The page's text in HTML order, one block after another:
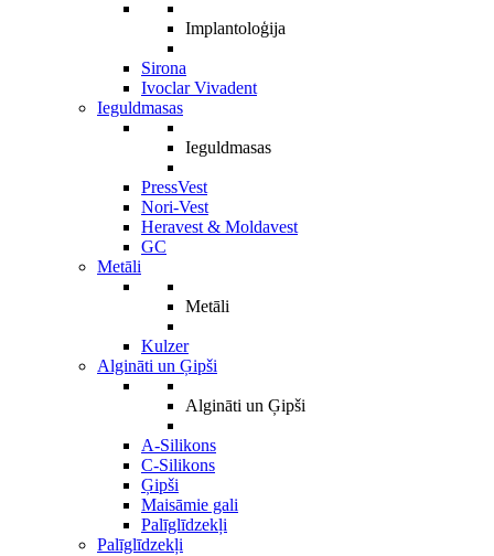
Implantoloģija
Sirona
Ivoclar Vivadent
Ieguldmasas
Ieguldmasas
PressVest
Nori-Vest
Heravest & Moldavest
GC
Metāli
Metāli
Kulzer
Algināti un Ģipši
Algināti un Ģipši
A-Silikons
C-Silikons
Ģipši
Maisāmie gali
Palīglīdzekļi
Palīglīdzekļi